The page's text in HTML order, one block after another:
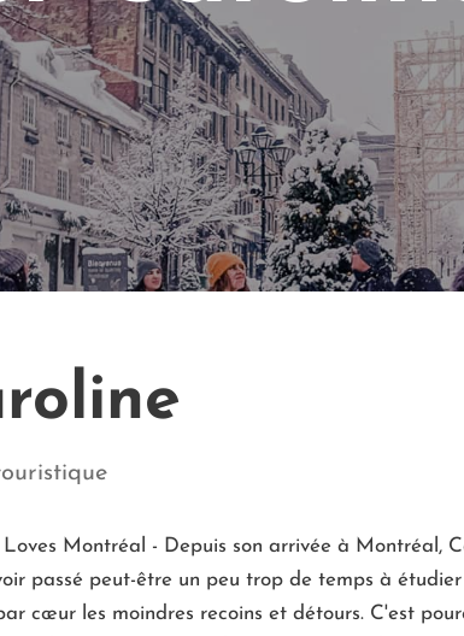
Montréal - Depuis son arrivée à Montréal,
passé peut-être un peu trop de temps à
cœur les moindres recoins et détours. C'est